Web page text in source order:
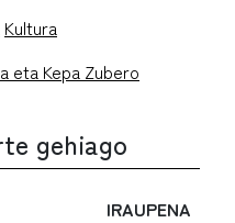
Kultura
eta Kepa Zubero
gehiago
IRAUPENA